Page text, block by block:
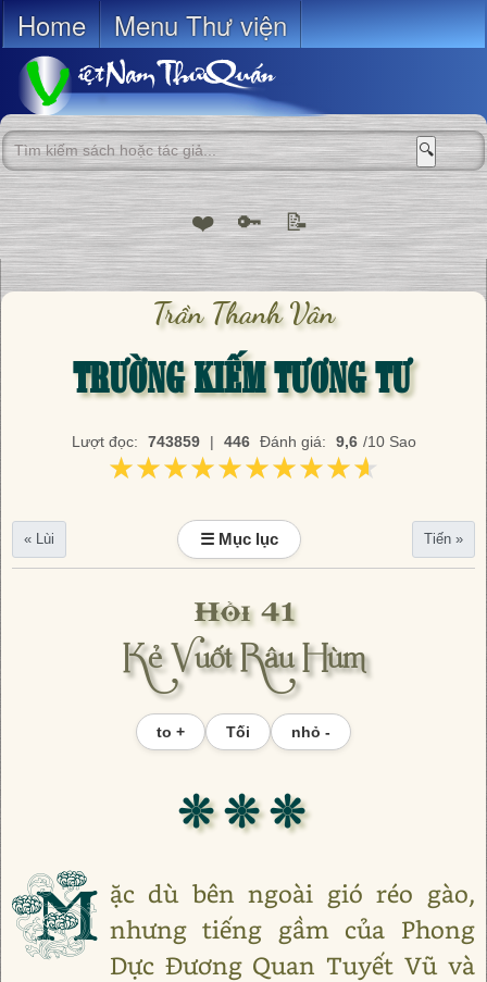
Home Menu Thư viện
🔍
❤️ 🔑 📝
Trần Thanh Vân
TRƯỜNG KIẾM TƯƠNG TƯ
Lượt đọc: 743859 | 446 Đánh giá: 9,6 /10 Sao
★★★★★★★★★★
★★★★★★★★★★
« Lùi ☰ Mục lục Tiến »
Hồi 41
Kẻ Vuốt Râu Hùm
to + Tối nhỏ -
❊ ❊ ❊
M ặc dù bên ngoài gió réo gào,
nhưng tiếng gầm của Phong
Dực Đương Quan Tuyết Vũ và